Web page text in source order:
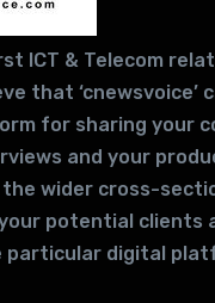
ICT & Telecom
that ‘cnewsvoice’
for sharing your
and your
wider cross-
potential clients
particular digital